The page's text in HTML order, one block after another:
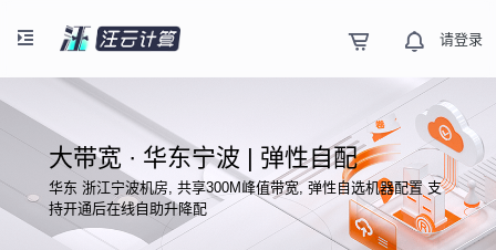
请登录
大带宽 · 华东宁波 | 弹性自配
华东 浙江宁波机房, 共享300M峰值带宽, 弹性自选机器配置 支
持开通后在线自助升降配